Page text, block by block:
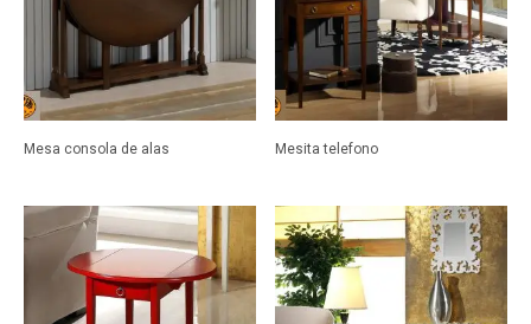
Mesa consola de alas Mesita telefono